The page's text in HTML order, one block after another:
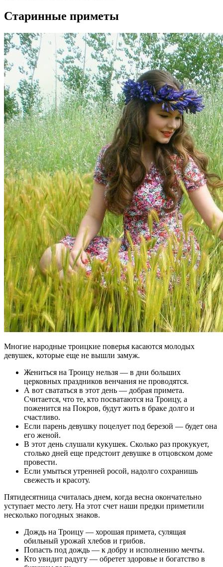
Старинные приметы
Многие народные троицкие поверья касаются молодых
девушек, которые еще не вышли замуж.
Жениться на Троицу нельзя — в дни больших
церковных праздников венчания не проводятся.
А вот свататься в этот день — добрая примета.
Считается, что те, кто посватаются на Троицу, а
поженится на Покров, будут жить в браке долго и
счастливо.
Если парень девушку поцелует под березой — будет она
его женой.
В этот день слушали кукушек. Сколько раз прокукует,
столько дней еще предстоит девушке в отцовском доме
провести.
Если умыться утренней росой, надолго сохранишь
свежесть и красоту.
Пятидесятница считалась днем, когда весна окончательно
уступает место лету. На этот счет наши предки приметили
несколько погодных знаков.
Дождь на Троицу — хорошая примета, сулящая
обильный урожай хлебов и грибов.
Попасть под дождь — к добру и исполнению мечты.
Кто увидит радугу — обретет здоровье и богатство в